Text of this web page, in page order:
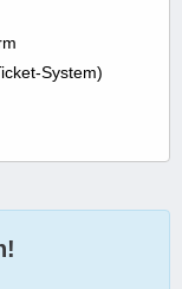
System)